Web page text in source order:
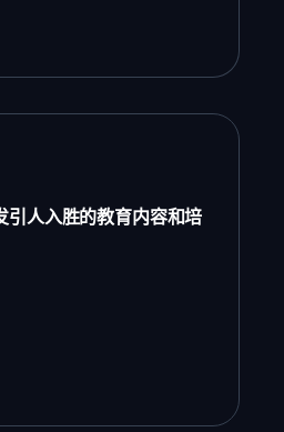
引人入胜的教育内容和培